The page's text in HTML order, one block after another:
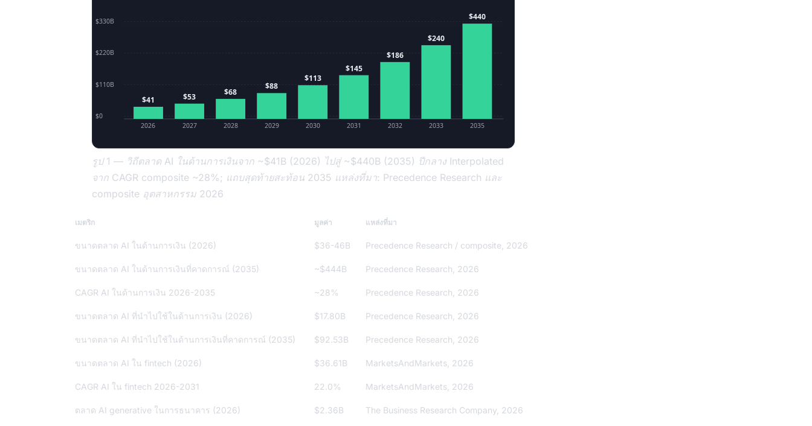
$330B
$220B
$110B
$0
$41 $53 $68
$88
$113
$145
$186
$240
$440
2026 2027 2028 2029 2030 2031 2032 2033 2035
รูป 1 — วิถีตลาด AI ในด้านการเงินจาก ~$41B (2026) ไปสู่ ~$440B (2035) ปีกลาง Interpolated
จาก CAGR composite ~28%; แถบสุดท้ายสะท้อน 2035 แหล่งที่มา: Precedence Research และ
composite อุตสาหกรรม 2026
เมตริก มูลค่า แหล่งที่มา
ขนาดตลาด AI ในด้านการเงิน (2026) $36-46B Precedence Research / composite, 2026
ขนาดตลาด AI ในด้านการเงินที่คาดการณ์ (2035) ~$444B Precedence Research, 2026
CAGR AI ในด้านการเงิน 2026-2035 ~28% Precedence Research, 2026
ขนาดตลาด AI ที่นำไปใช้ในด้านการเงิน (2026) $17.80B Precedence Research, 2026
ขนาดตลาด AI ที่นำไปใช้ในด้านการเงินที่คาดการณ์ (2035) $92.53B Precedence Research, 2026
ขนาดตลาด AI ใน fintech (2026) $36.61B MarketsAndMarkets, 2026
CAGR AI ใน fintech 2026-2031 22.0% MarketsAndMarkets, 2026
ตลาด AI generative ในการธนาคาร (2026) $2.36B The Business Research Company, 2026